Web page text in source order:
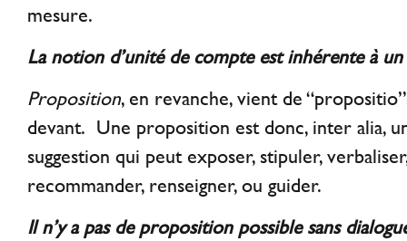
mesure.
La notion d’unité de compte est inhérente à un
Proposition, en revanche, vient de
devant. Une proposition est donc, inter alia,
suggestion qui peut exposer, stipuler,
recommander, renseigner, ou guider.
Il n’y a pas de proposition possible sans